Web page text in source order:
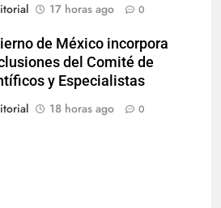
17 horas ago 0
de México incorpora
del Comité de
y Especialistas
18 horas ago 0